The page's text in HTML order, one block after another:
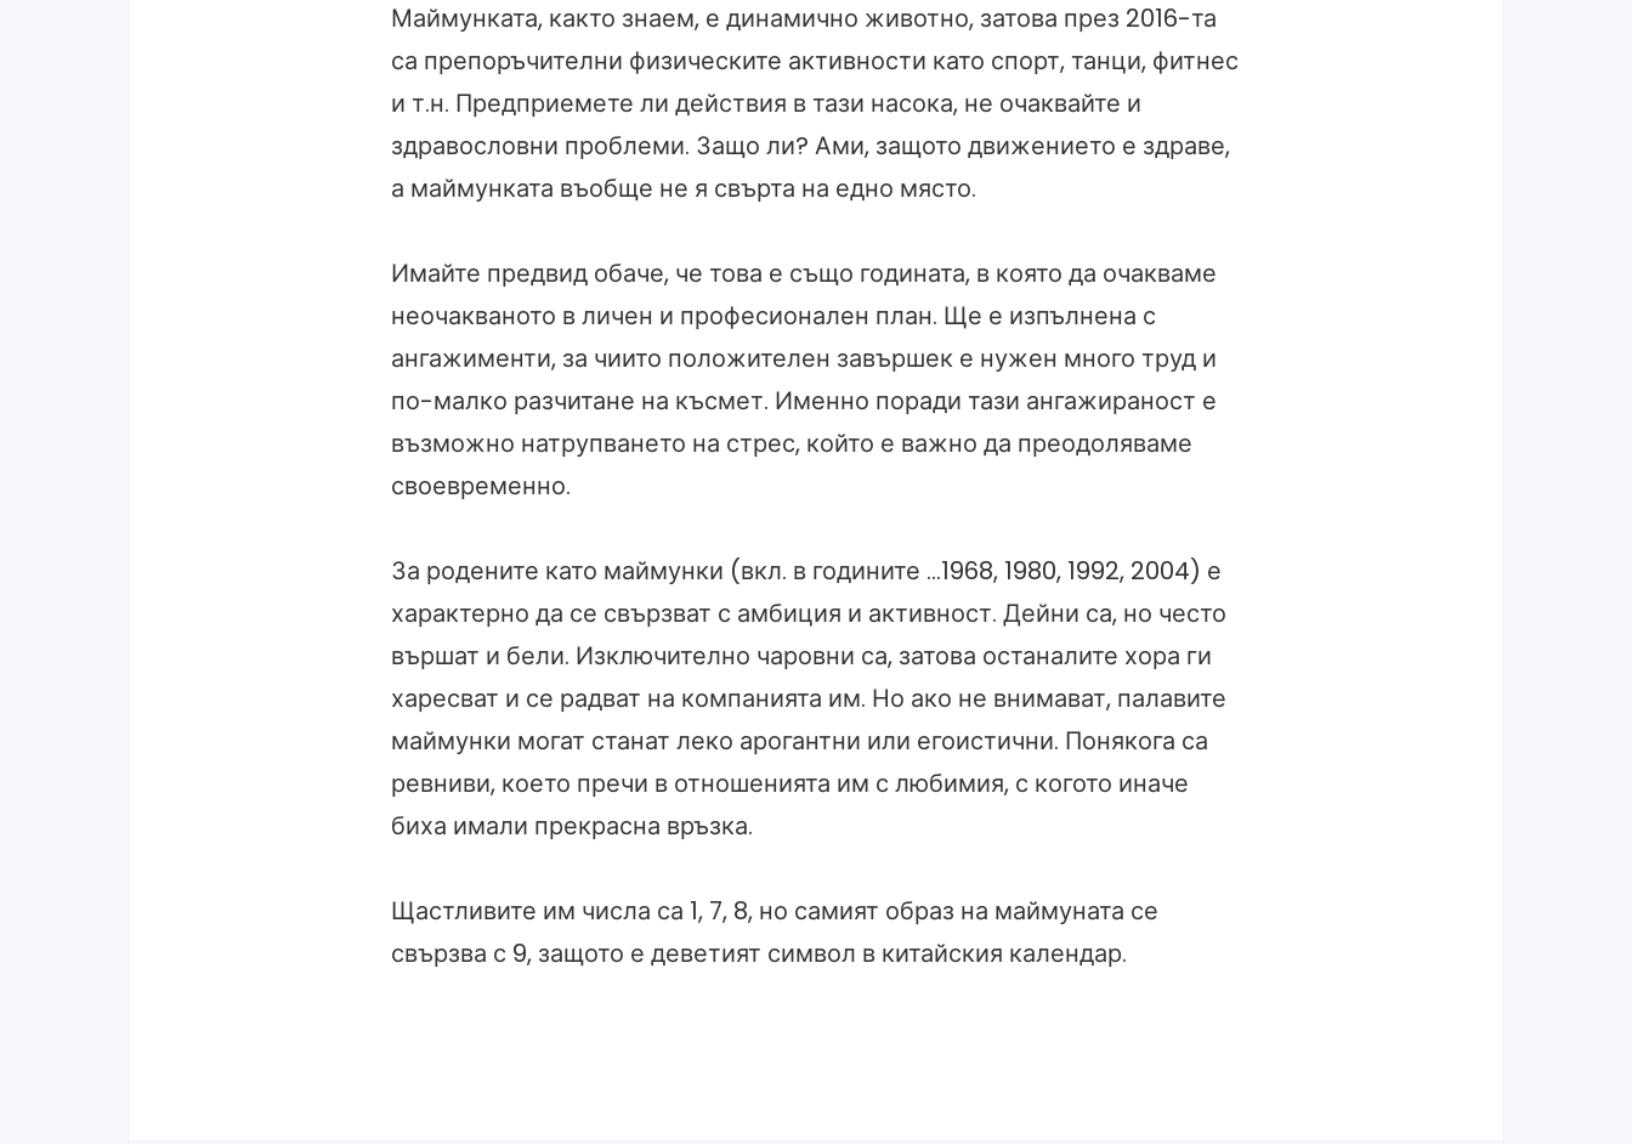
Маймунката, както знаем, е динамично животно, затова през 2016-та
са препоръчителни физическите активности като спорт, танци, фитнес
и т.н. Предприемете ли действия в тази насока, не очаквайте и
здравословни проблеми. Защо ли? Ами, защото движението е здраве,
а маймунката въобще не я свърта на едно място.
Имайте предвид обаче, че това е също годината, в която да очакваме
неочакваното в личен и професионален план. Ще е изпълнена с
ангажименти, за чиито положителен завършек е нужен много труд и
по-малко разчитане на късмет. Именно поради тази ангажираност е
възможно натрупването на стрес, който е важно да преодоляваме
своевременно.
За родените като маймунки (вкл. в годините …1968, 1980, 1992, 2004) е
характерно да се свързват с амбиция и активност. Дейни са, но често
вършат и бели. Изключително чаровни са, затова останалите хора ги
харесват и се радват на компанията им. Но ако не внимават, палавите
маймунки могат станат леко арогантни или егоистични. Понякога са
ревниви, което пречи в отношенията им с любимия, с когото иначе
биха имали прекрасна връзка.
Щастливите им числа са 1, 7, 8, но самият образ на маймуната се
свързва с 9, защото е деветият символ в китайския календар.